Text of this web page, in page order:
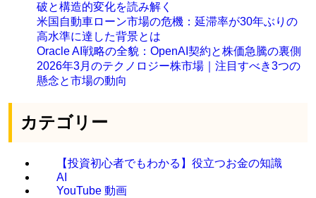
破と構造的変化を読み解く
米国自動車ローン市場の危機：延滞率が30年ぶりの
高水準に達した背景とは
Oracle AI戦略の全貌：OpenAI契約と株価急騰の裏側
2026年3月のテクノロジー株市場｜注目すべき3つの
懸念と市場の動向
カテゴリー
【投資初心者でもわかる】役立つお金の知識
AI
YouTube 動画